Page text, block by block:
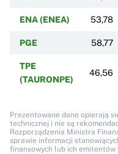
ENA (ENEA) 53,78
PGE 58,77
TPE
(TAURONPE)
46,56
Prezentowane dane opierają
technicznej i nie są
Rozporządzenia Ministra
sprawie informacji
finansowych lub ich emitentów